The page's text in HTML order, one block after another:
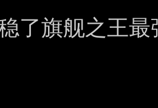
了旗舰之王